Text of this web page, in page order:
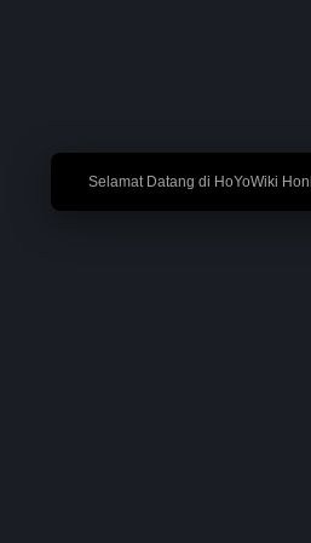
🎉 Selamat Datang di HoYoWiki